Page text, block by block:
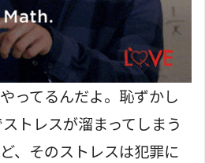
ってるんだよ。恥ずかし
トレスが溜まってしまう
、そのストレスは犯罪に